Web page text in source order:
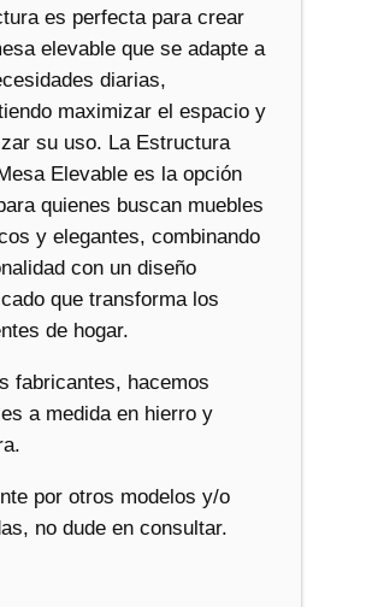
es perfecta para crear
elevable que se adapte a
diarias,
maximizar el espacio y
su uso. La Estructura
Elevable es la opción
quienes buscan muebles
y elegantes, combinando
con un diseño
que transforma los
de hogar.
fabricantes, hacemos
a medida en hierro y
por otros modelos y/o
no dude en consultar.